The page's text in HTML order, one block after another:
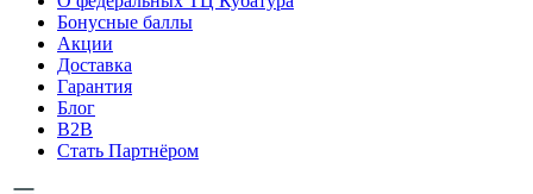
Бонусные баллы
Акции
Доставка
Гарантия
Блог
B2B
Стать Партнёром